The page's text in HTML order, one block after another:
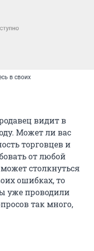
в своих
видит в
Может ли вас
торговцев и
от любой
столкнуться
ошибках, то
уже проводили
так много,